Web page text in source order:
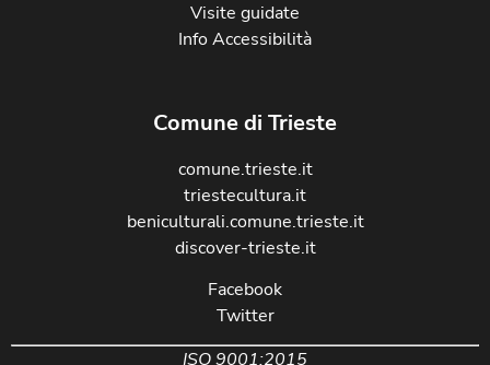
Visite guidate
Info Accessibilità
Comune di Trieste
comune.trieste.it
triestecultura.it
beniculturali.comune.trieste.it
discover-trieste.it
Facebook
Twitter
ISO 9001:2015